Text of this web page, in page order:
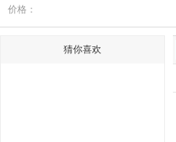
价格：
猜你喜欢